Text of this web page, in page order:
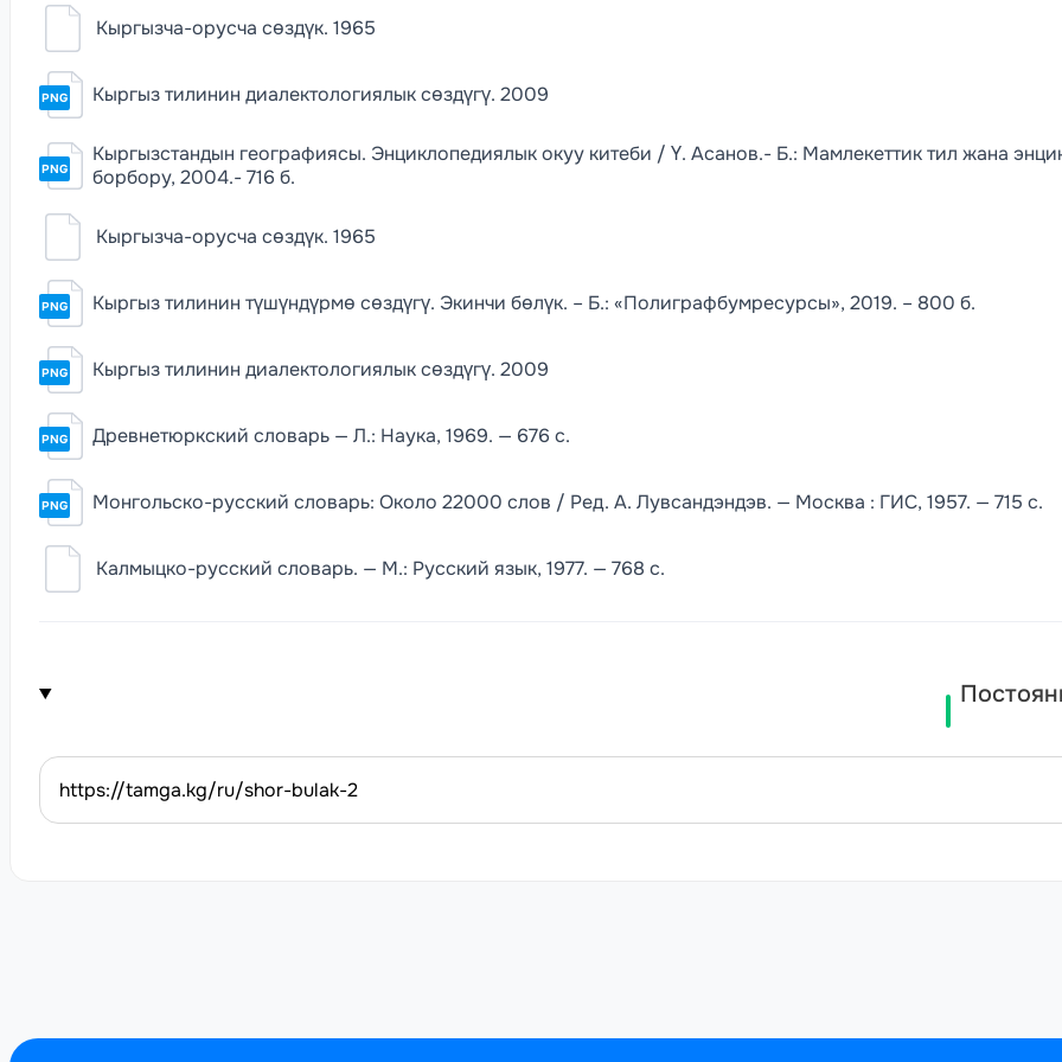
Кыргызча-орусча сөздүк. 1965
PNG Кыргыз тилинин диалектологиялык сөздүгү. 2009
PNG
Кыргызстандын географиясы. Энциклопедиялык окуу китеби / Ү. Асанов.- Б.: Мамлекеттик тил жана
борбору, 2004.- 716 б.
Кыргызча-орусча сөздүк. 1965
PNG Кыргыз тилинин түшүндүрмө сөздүгү. Экинчи бөлүк. – Б.: «Полиграфбумресурсы», 2019. – 800 б.
PNG Кыргыз тилинин диалектологиялык сөздүгү. 2009
PNG Древнетюркский словарь — Л.: Наука, 1969. — 676 с.
PNG Монгольско-русский словарь: Около 22000 слов / Ред. А. Лувсандэндэв. — Москва : ГИС, 1957. — 715 с.
Калмыцко-русский словарь. — М.: Русский язык, 1977. — 768 с.
https://tamga.kg/ru/shor-bulak-2